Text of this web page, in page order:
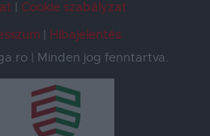
Cookie szabályzat
Hibajelentés
| Minden jog fenntartva.